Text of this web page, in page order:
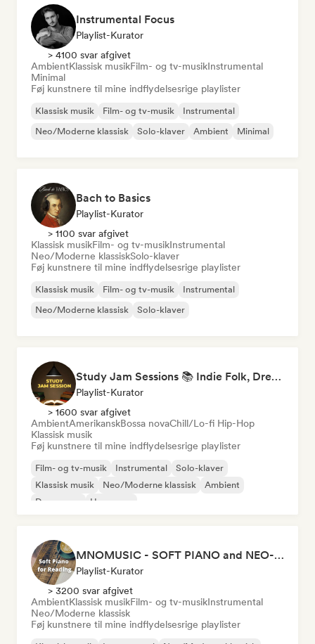
Instrumental Focus
Playlist-Kurator
> 4100 svar afgivet
AmbientKlassisk musikFilm- og tv-musikInstrumental
Minimal
Føj kunstnere til mine indflydelsesrige playlister
Klassisk musik Film- og tv-musik
Instrumental
Neo/Moderne klassisk
Solo-klaver Ambient Minimal
Bach to Basics
Playlist-Kurator
> 1100 svar afgivet
Klassisk musikFilm- og tv-musikInstrumental
Neo/Moderne klassiskSolo-klaver
Føj kunstnere til mine indflydelsesrige playlister
Klassisk musik Film- og tv-musik
Instrumental
Neo/Moderne klassisk
Solo-klaver
Study Jam Sessions 📚 Indie Folk, Dream Pop & Singer-Songwriter
Playlist-Kurator
> 1600 svar afgivet
AmbientAmerikanskBossa novaChill/Lo-fi Hip-Hop
Klassisk musik
Føj kunstnere til mine indflydelsesrige playlister
Film- og tv-musik Instrumental
Solo-klaver
Klassisk musik
Neo/Moderne klassisk
Ambient
Dream pop
Hyperpop
MNOMUSIC - SOFT PIANO and NEO-CLASSICAL
Playlist-Kurator
> 3200 svar afgivet
AmbientKlassisk musikFilm- og tv-musikInstrumental
Neo/Moderne klassisk
Føj kunstnere til mine indflydelsesrige playlister